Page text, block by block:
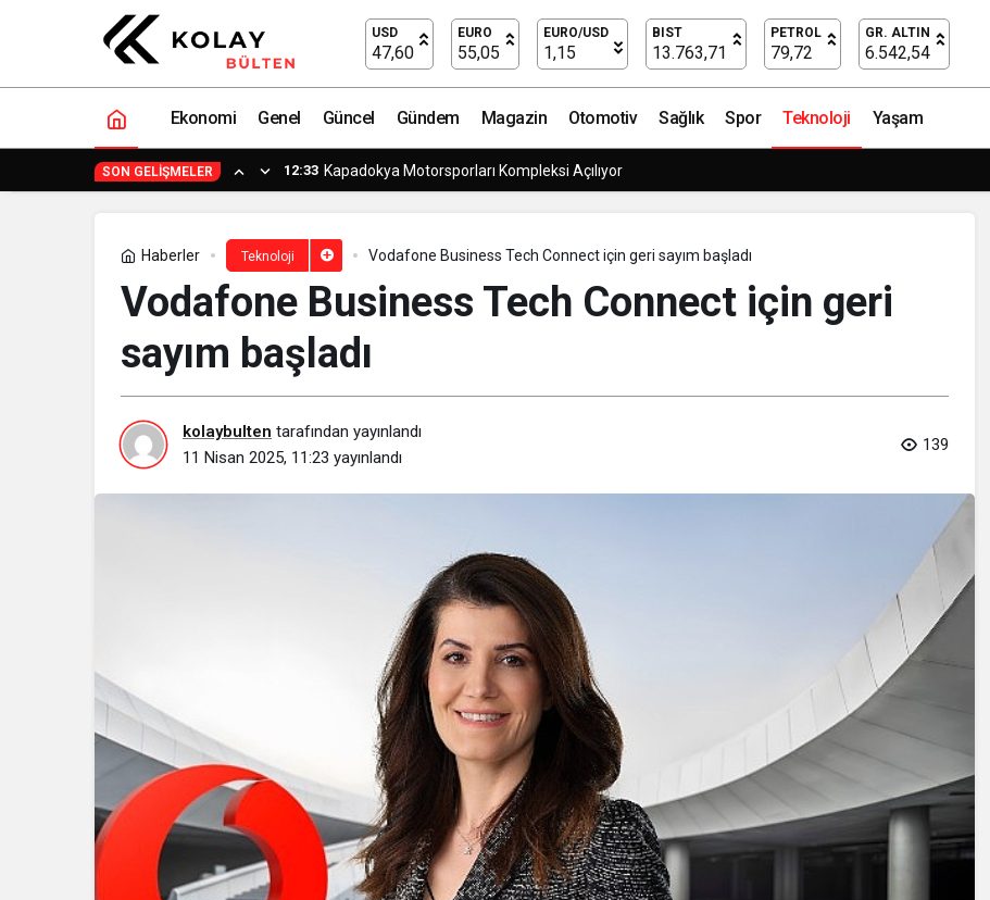
USD
47,60
EURO
55,05
EURO/USD
1,15
BIST
13.763,71
PETROL
79,72
GR. ALTIN
6.542,54
Ekonomi Genel Güncel Gündem Magazin Otomotiv Sağlık Spor Teknoloji Yaşam
SON GELIŞMELER 12:23 Küresel Futbol Ekonomisinde Büyük Dönüşüm!
Haberler Teknoloji Vodafone Business Tech Connect için geri sayım başladı
Vodafone Business Tech Connect için geri
sayım başladı
kolaybulten tarafından yayınlandı
11 Nisan 2025, 11:23 yayınlandı
139
Senkron Digital, Cesur Yeni Markası ve Dönüştürücü Çözümleriyle WindEurope 2025’te Sahnede